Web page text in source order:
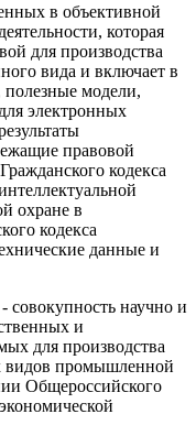
в объективной
которая
для производства
вида и включает в
модели,
электронных
правовой
кодекса
охране в
кодекса
данные и
совокупность научно и
и
для производства
видов промышленной
Общероссийского